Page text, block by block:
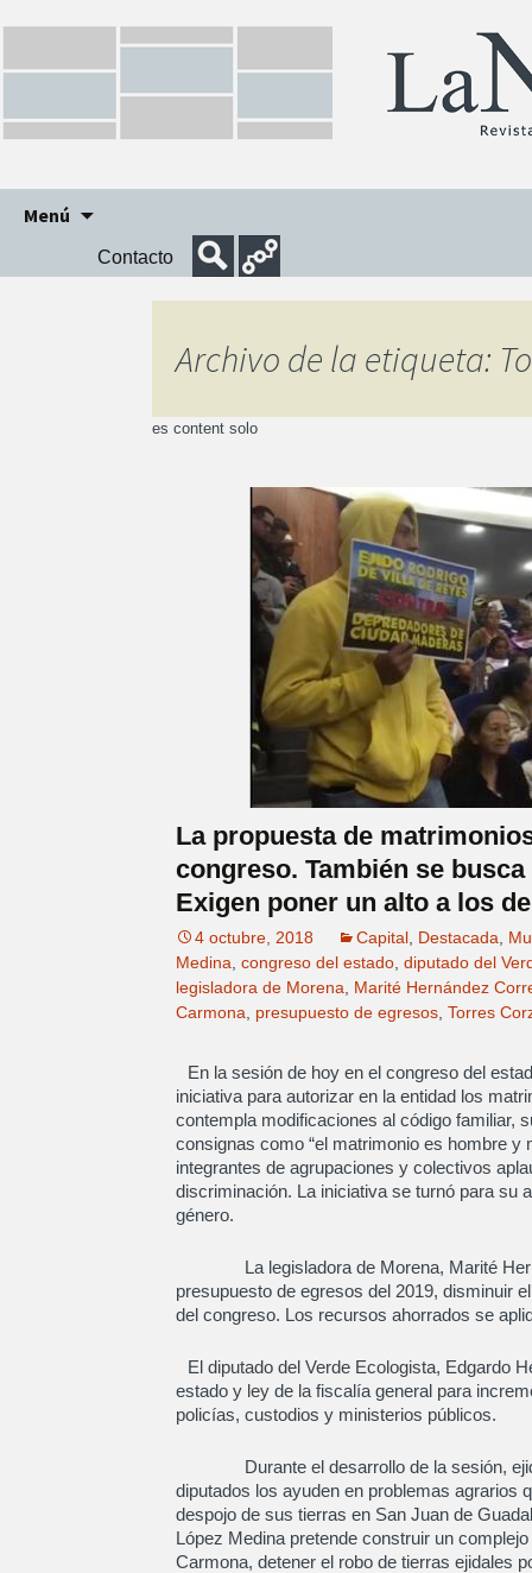
Menú
contenido
Contacto
Archivo de la etiqueta:
es content solo
La propuesta de
congreso. También se
Exigen poner un alto a los
4 octubre, 2018 Capital Destacada
Medina congreso del estado diputado del
legisladora de Morena
Marité Hernández
Carmona
presupuesto de egresos Torres
En la sesión de hoy en el congreso del
iniciativa para autorizar en la entidad los
contempla modificaciones al código familiar,
consignas como “el matrimonio es hombre
integrantes de agrupaciones y colectivos
discriminación. La iniciativa se turnó para su
género.
La legisladora de Morena, Marité
presupuesto de egresos del 2019, disminuir
del congreso. Los recursos ahorrados se
El diputado del Verde Ecologista, Edgardo
estado y ley de la fiscalía general para
policías, custodios y ministerios públicos.
Durante el desarrollo de la sesión,
diputados los ayuden en problemas agrarios
despojo de sus tierras en San Juan de
López Medina pretende construir un
Carmona, detener el robo de tierras ejidales